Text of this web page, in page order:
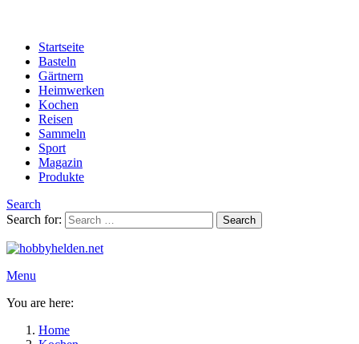
Startseite
Basteln
Gärtnern
Heimwerken
Kochen
Reisen
Sammeln
Sport
Magazin
Produkte
Search
Search for:
Search
Menu
You are here:
Home